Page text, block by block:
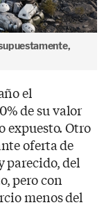
el
de su valor
expuesto. Otro
oferta de
parecido, del
pero con
menos del